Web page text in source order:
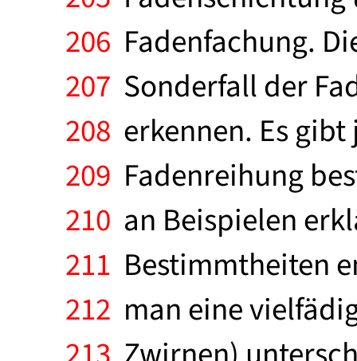
206 Fadenfachung.
207 Sonderfall der
208 erkennen. Es
209 Fadenreihung
210 an Beispielen
211 Bestimmtheiten
212 man eine